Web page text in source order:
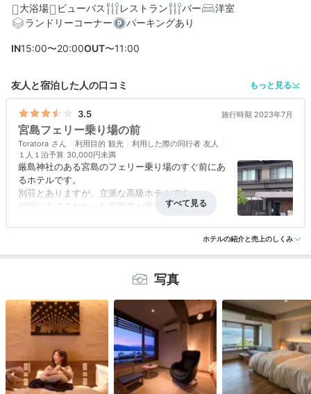
を楽しめる
瀬戸内海を眺めてのんびり♪畳敷きで癒される展望浴場
広島食材たっぷり。イタリアンシェフ監修の夕食ビュッ
フェ
大浴場
ビューバス レストラン バー
洋室
ランドリーコーナー
パーキングあり
IN15:00〜20:00OUT〜11:00
友人と宿泊した人の口コミ もっと見る
3.5 旅行時期 2023年7月
宮島フェリー乗り場の前
Toratora 利用目的 観光 利用した際の同行者 友人
１人１泊予算 30,000円未満
厳島神社のある宮島のフェリー乗り場のすぐ前にあ
るホテルです。
別荘とありますが、立派な高級ホテルです。
細部にまでこだわった雰囲気が素晴らしいです。
アクセス 3.0 コスパ 3.0 客室 3.5 接客対応 3.0 風呂 4.0
ホテルの紹介と売上のしくみ
写真